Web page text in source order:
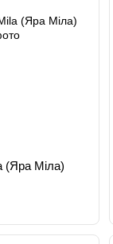
(Яра Міла)